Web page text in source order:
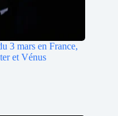
3 mars en France,
et Vénus